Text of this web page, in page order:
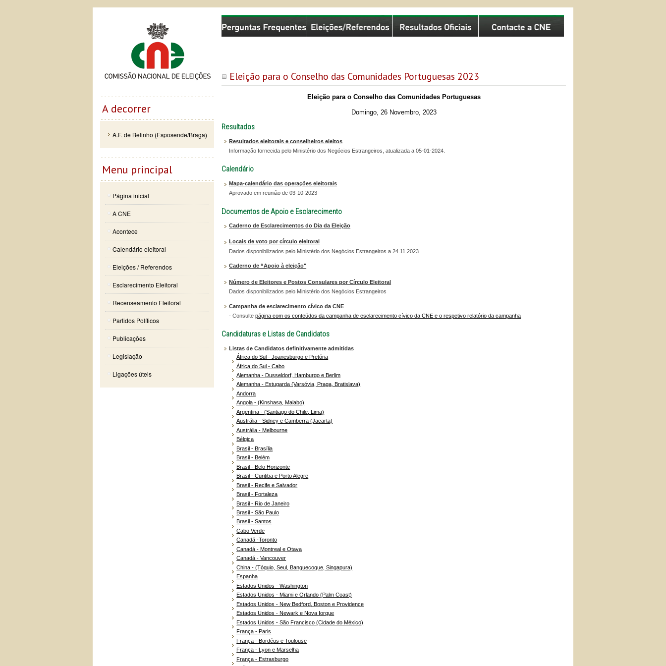
Eleição para o Conselho das Comunidades Portuguesas 2023
Eleição para o Conselho das Comunidades Portuguesas
Domingo, 26 Novembro, 2023
Resultados
Resultados eleitorais e conselheiros eleitos
Informação fornecida pelo Ministério dos Negócios Estrangeiros, atualizada a 05-01-2024.
Calendário
Mapa-calendário das operações eleitorais
Aprovado em reunião de 03-10-2023
Documentos de Apoio e Esclarecimento
Caderno de Esclarecimentos do Dia da Eleição
Locais de voto por círculo eleitoral
Dados disponibilizados pelo Ministério dos Negócios Estrangeiros a 24.11.2023
Caderno de “Apoio à eleição"
Número de Eleitores e Postos Consulares por Círculo Eleitoral
Dados disponibilizados pelo Ministério dos Negócios Estrangeiros
Campanha de esclarecimento cívico da CNE
- Consultepágina com os conteúdos da campanha de esclarecimento cívico da CNE e o respetivo relatório da campanha
Candidaturas e Listas de Candidatos
Listas de Candidatos definitivamente admitidas
África do Sul - Joanesburgo e Pretória
África do Sul - Cabo
Alemanha - Dusseldorf, Hamburgo e Berlim
Alemanha - Estugarda (Varsóvia, Praga, Bratislava)
Andorra
Angola - (Kinshasa, Malabo)
Argentina - (Santiago do Chile, Lima)
Austrália - Sidney e Camberra (Jacarta)
Austrália - Melbourne
Bélgica
Brasil - Brasília
Brasil - Belém
Brasil - Belo Horizonte
Brasil - Curitiba e Porto Alegre
Brasil - Recife e Salvador
Brasil - Fortaleza
Brasil - Rio de Janeiro
Brasil - São Paulo
Brasil - Santos
Cabo Verde
Canadá -Toronto
Canadá - Montreal e Otava
Canadá - Vancouver
China - (Tóquio, Seul, Banguecoque, Singapura)
Espanha
Estados Unidos - Washington
Estados Unidos - Miami e Orlando (Palm Coast)
Estados Unidos - New Bedford, Boston e Providence
Estados Unidos - Newark e Nova Iorque
Estados Unidos - São Francisco (Cidade do México)
França - Paris
França - Bordéus e Toulouse
França - Lyon e Marselha
França - Estrasburgo
Comissão Nacional de Eleições
A decorrer
A.F. de Belinho (Esposende/Braga)
Menu principal
Página inicial
A CNE
Acontece
Calendário eleitoral
Eleições / Referendos
Esclarecimento Eleitoral
Recenseamento Eleitoral
Partidos Políticos
Publicações
Legislação
Ligações úteis